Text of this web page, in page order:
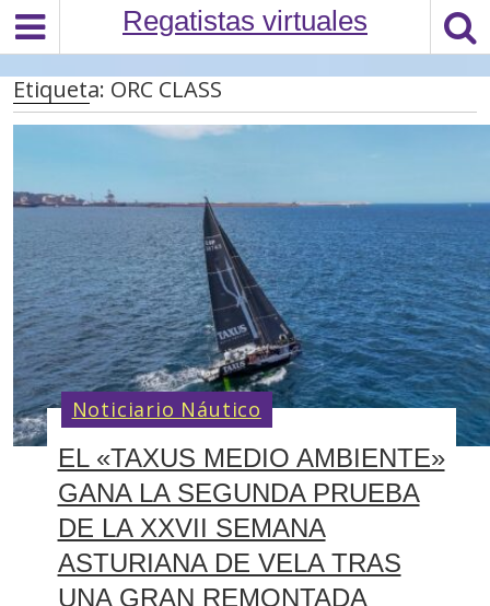
Regatistas virtuales
Etiqueta: ORC CLASS
EL «TAXUS MEDIO AMBIENTE»
GANA LA SEGUNDA PRUEBA
DE LA XXVII SEMANA
ASTURIANA DE VELA TRAS
UNA GRAN REMONTADA
Noticiario Náutico